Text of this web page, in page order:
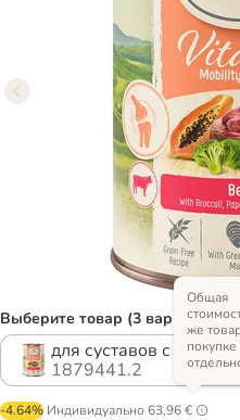
Выберите товар (3 вариантов)
для суставов с
1879441.2
-4.64% Индивидуально 63,96 €
Общая
же
покупке